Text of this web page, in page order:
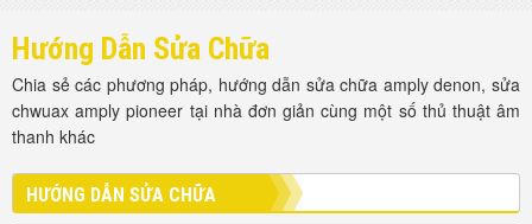
Hướng Dẫn Sửa Chữa
Chia sẻ các phương pháp, hướng dẫn sửa chữa amply denon, sửa
chwuax amply pioneer tại nhà đơn giản cùng một số thủ thuật âm
thanh khác
HƯỚNG DẪN SỬA CHỮA